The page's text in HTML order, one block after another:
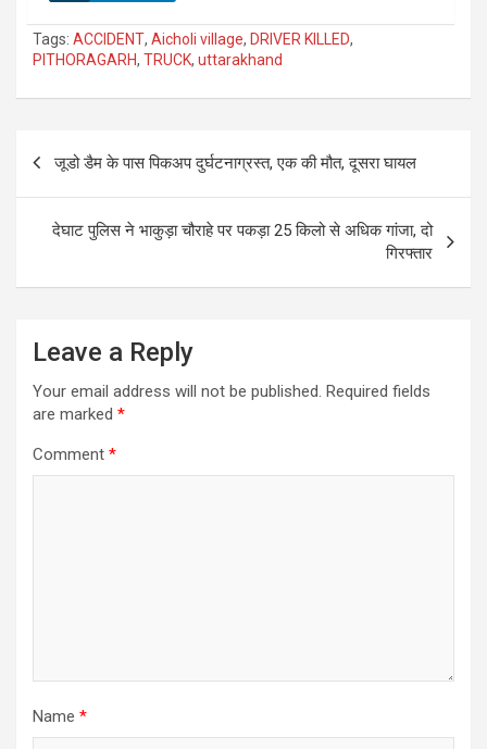
Tags: ACCIDENT, Aicholi village, DRIVER KILLED,
PITHORAGARH, TRUCK, uttarakhand
navigation
जूडो डैम के पास पिकअप दुर्घटनाग्रस्त, एक की मौत, दूसरा घायल
देघाट पुलिस ने भाकुड़ा चौराहे पर पकड़ा 25 किलो से अधिक गांजा, दो
गिरफ्तार
Leave a Reply
Your email address will not be published. Required fields
are marked *
Comment *
Name *